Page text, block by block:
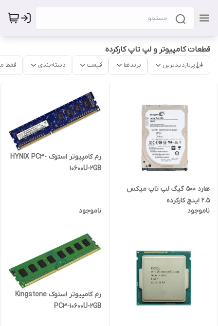
قطعات کامپیوتر و لپ تاپ کارکرده
پربازدیدترین برندها قیمت دسته‌بندی فقط
هارد 500 گیگ لپ تاپ میکس
2.5 اینچ کارکرده
ناموجود
رم کامپیوتر استوک HYNIX PC3-
10600U-2GB
ناموجود
رم کامپیوتر استوک Kingstone
PC3-10600U-2GB